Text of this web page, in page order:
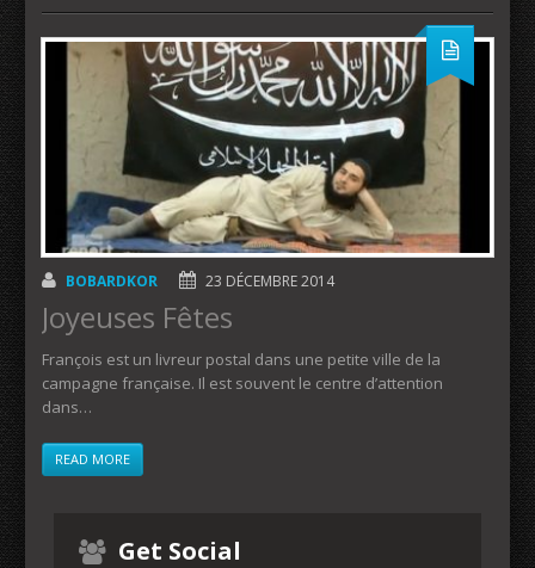
BOBARDKOR 23 DÉCEMBRE 2014
Joyeuses Fêtes
François est un livreur postal dans une petite ville de la
campagne française. Il est souvent le centre d’attention
dans…
READ MORE
Get Social